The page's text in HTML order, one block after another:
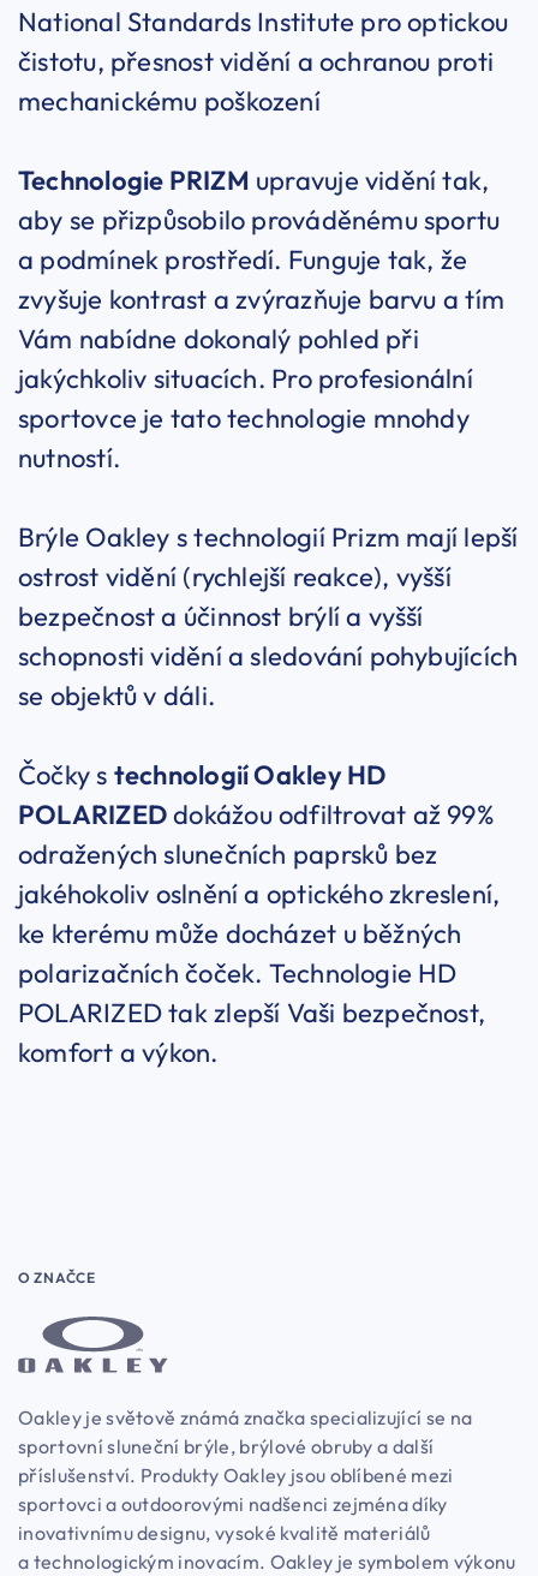
National Standards Institute pro optickou
čistotu, přesnost vidění a ochranou proti
mechanickému poškození
Technologie PRIZM upravuje vidění tak,
aby se přizpůsobilo prováděnému sportu
a podmínek prostředí. Funguje tak, že
zvyšuje kontrast a zvýrazňuje barvu a tím
Vám nabídne dokonalý pohled při
jakýchkoliv situacích. Pro profesionální
sportovce je tato technologie mnohdy
nutností.
Brýle Oakley s technologií Prizm mají lepší
ostrost vidění (rychlejší reakce), vyšší
bezpečnost a účinnost brýlí a vyšší
schopnosti vidění a sledování pohybujících
se objektů v dáli.
Čočky s technologií Oakley HD
POLARIZEDdokážou odfiltrovat až 99%
odražených slunečních paprsků bez
jakéhokoliv oslnění a optického zkreslení,
ke kterému může docházet u běžných
polarizačních čoček. Technologie HD
POLARIZED tak zlepší Vaši bezpečnost,
komfort a výkon.
O ZNAČCE
Oakley je světově známá značka specializující se na
sportovní sluneční brýle, brýlové obruby a další
příslušenství. Produkty Oakley jsou oblíbené mezi
sportovci a outdoorovými nadšenci zejména díky
inovativnímu designu, vysoké kvalitě materiálů
a technologickým inovacím. Oakley je symbolem výkonu